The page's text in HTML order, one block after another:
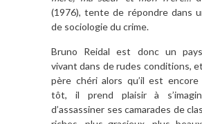
(1976), tente de répondre dans
de sociologie du crime.
Bruno Reidal est donc un
vivant dans de rudes conditions,
père chéri alors qu’il est
tôt, il prend plaisir à
d’assassiner ses camarades de